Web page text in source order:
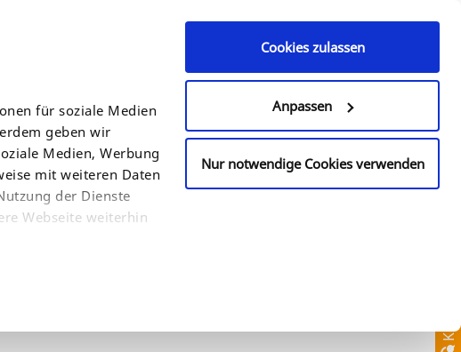
für soziale Medien
geben wir
Medien, Werbung
mit weiteren Daten
der Dienste
Webseite weiterhin
Cookies zulassen
Anpassen
Nur notwendige Cookies verwenden
+49 (0)521 94 22 6 - 0